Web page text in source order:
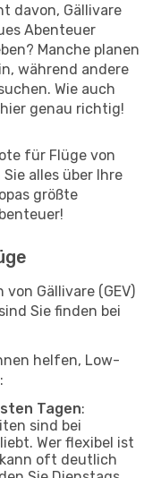
davon, Gällivare
Abenteuer
Manche planen
während andere
Wie auch
genau richtig!
für Flüge von
alles über Ihre
größte
Gällivare (GEV)
Sie finden bei
helfen, Low-
Tagen:
sind bei
Wer flexibel ist
oft deutlich